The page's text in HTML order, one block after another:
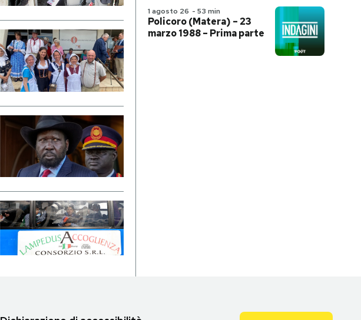
1 agosto 26 - 53 min
Policoro (Matera) – 23
marzo 1988 – Prima parte